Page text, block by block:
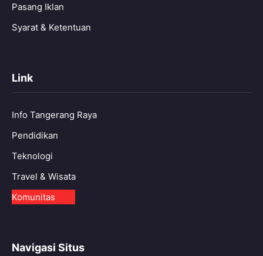
Pasang Iklan
Syarat & Ketentuan
Link
Info Tangerang Raya
Pendidikan
Teknologi
Travel & Wisata
Komunitas
Navigasi Situs